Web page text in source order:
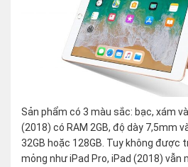
Sản phẩm có 3 màu sắc: bạc, xám
(2018) có RAM 2GB, độ dày 7,5mm
32GB hoặc 128GB. Tuy không được
mỏng như iPad Pro, iPad (2018)